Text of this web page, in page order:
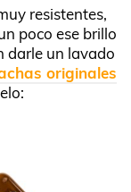
resistentes,
poco ese brillo
darle un lavado
originales